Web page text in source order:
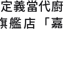
義當代廚
艦店「嘉